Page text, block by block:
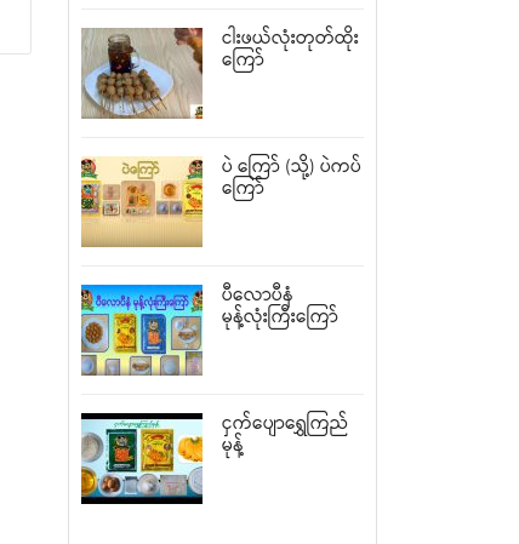
ငါးဖယ်လုံးတုတ်ထိုး
ကြော်
ပဲ ကြော် (သို့) ပဲကပ်
ကြော်
ပီလောပီနံ
မုန့်လုံးကြီးကြော်
ငှက်ပျောရွှေကြည်
မုန့်